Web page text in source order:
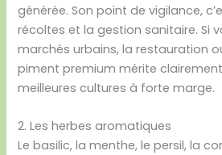
générée. Son point de vigilance,
récoltes et la gestion sanitaire. Si
marchés urbains, la restauration
piment premium mérite
meilleures cultures à forte marge.
2. Les herbes aromatiques
Le basilic, la menthe, le persil, la